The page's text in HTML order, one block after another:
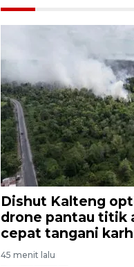
Dishut Kalteng
drone pantau titik
cepat tangani
45 menit lalu